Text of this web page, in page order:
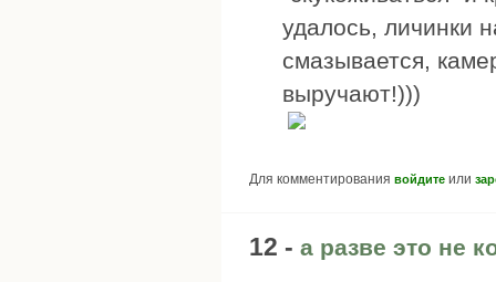
удалось, личинки
смазывается,
выручают!)))
Для комментирования войдите или
12 - а разве это не